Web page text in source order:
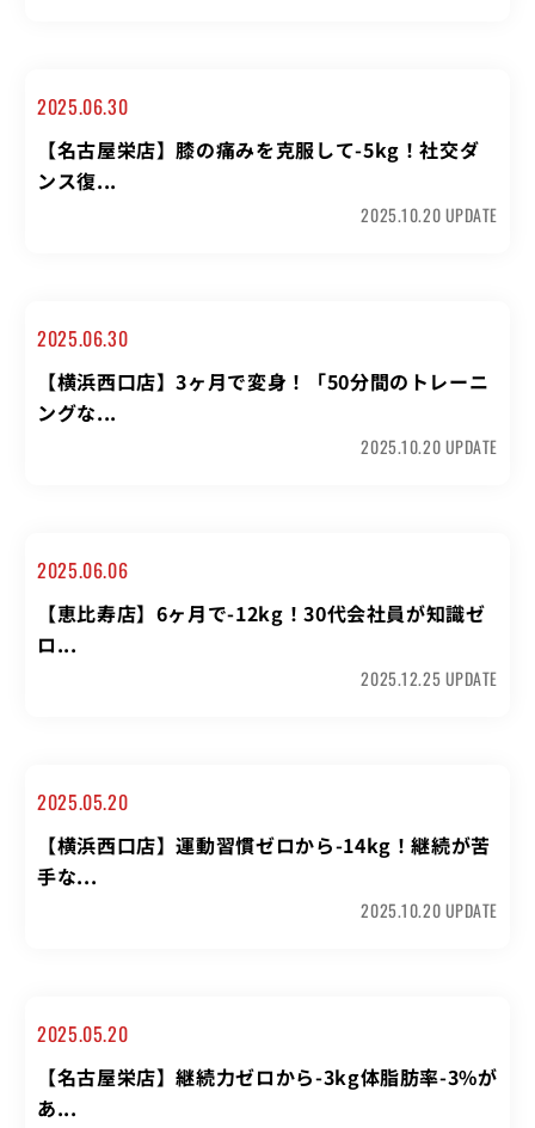
2025.06.30
【名古屋栄店】膝の痛みを克服して-5kg！社交ダ
ンス復...
2025.10.20 UPDATE
2025.06.30
【横浜西口店】3ヶ月で変身！「50分間のトレーニ
ングな...
2025.10.20 UPDATE
2025.06.06
【恵比寿店】6ヶ月で-12kg！30代会社員が知識ゼ
ロ...
2025.12.25 UPDATE
2025.05.20
【横浜西口店】運動習慣ゼロから-14kg！継続が苦
手な...
2025.10.20 UPDATE
2025.05.20
【名古屋栄店】継続力ゼロから-3kg体脂肪率-3%が
あ...